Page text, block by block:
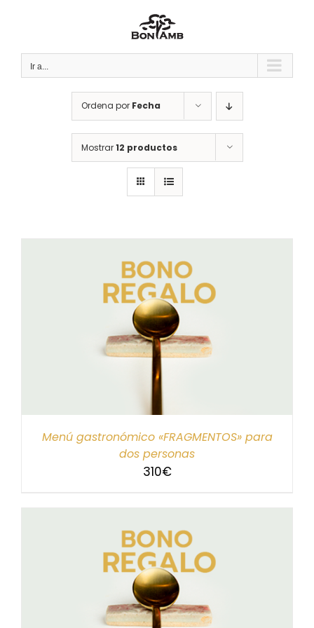
Ir a...
Ordena por Fecha
Mostrar12 productos
Menú gastronómico «FRAGMENTOS» para
dos personas
310€